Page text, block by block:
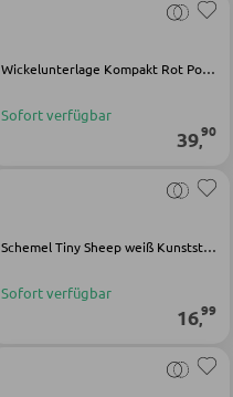
Wickelunterlage Kompakt Rot Polyester
Sofort verfügbar
39,90
Schemel Tiny Sheep weiß Kunststoff
Sofort verfügbar
16,99